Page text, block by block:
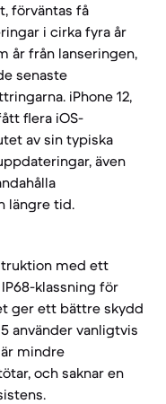
förväntas få
i cirka fyra år
år från lanseringen,
senaste
iPhone 12,
flera iOS-
av sin typiska
även
längre tid.
med ett
klassning för
ger ett bättre skydd
använder vanligtvis
mindre
och saknar en